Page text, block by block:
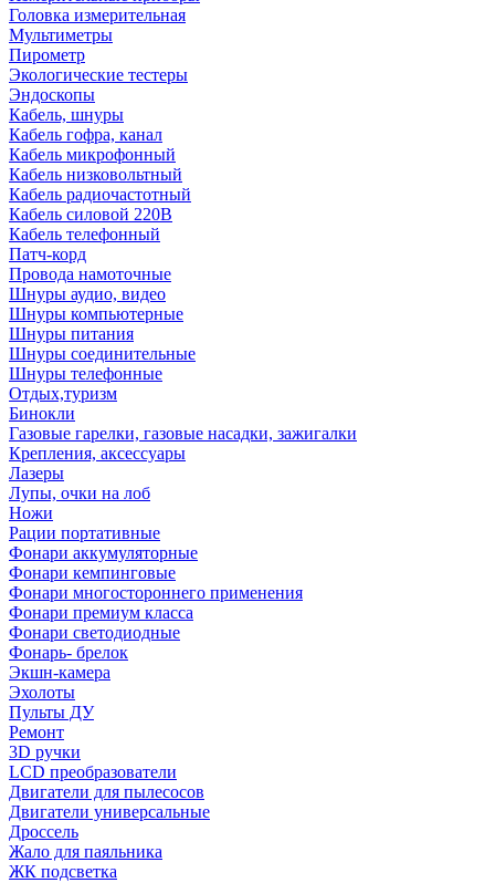
Головка измерительная
Мультиметры
Пирометр
Экологические тестеры
Эндоскопы
Кабель, шнуры
Кабель гофра, канал
Кабель микрофонный
Кабель низковольтный
Кабель радиочастотный
Кабель силовой 220В
Кабель телефонный
Патч-корд
Провода намоточные
Шнуры аудио, видео
Шнуры компьютерные
Шнуры питания
Шнуры соединительные
Шнуры телефонные
Отдых,туризм
Бинокли
Газовые гарелки, газовые насадки, зажигалки
Крепления, аксессуары
Лазеры
Лупы, очки на лоб
Ножи
Рации портативные
Фонари аккумуляторные
Фонари кемпинговые
Фонари многостороннего применения
Фонари премиум класса
Фонари светодиодные
Фонарь- брелок
Экшн-камера
Эхолоты
Пульты ДУ
Ремонт
3D ручки
LCD преобразователи
Двигатели для пылесосов
Двигатели универсальные
Дроссель
Жало для паяльника
ЖК подсветка